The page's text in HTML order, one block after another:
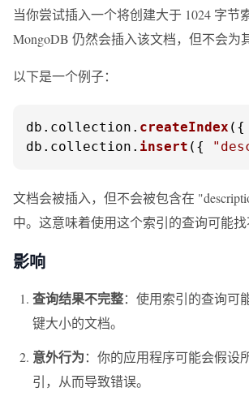
当你尝试插入一个将创建大于 1024 字节
MongoDB 仍然会插入该文档，但不会为
以下是一个例子：
db. collection . createIndex ({
db. collection . insert ({
文档会被插入，但不会被包含在
中。这意味着使用这个索引的查询可能找
影响
查询结果不完整：使用索引的查询可
键大小的文档。
意外行为：你的应用程序可能会假设
引，从而导致错误。